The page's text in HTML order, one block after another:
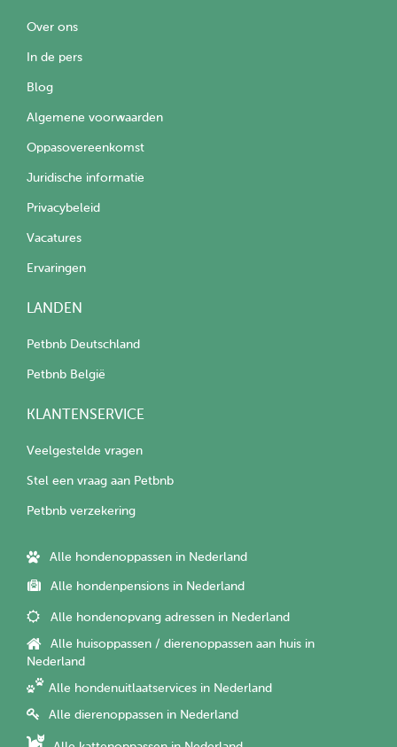
Over ons
In de pers
Blog
Algemene voorwaarden
Oppasovereenkomst
Juridische informatie
Privacybeleid
Vacatures
Ervaringen
LANDEN
Petbnb Deutschland
Petbnb België
KLANTENSERVICE
Veelgestelde vragen
Stel een vraag aan Petbnb
Petbnb verzekering
Alle hondenoppassen in Nederland
Alle hondenpensions in Nederland
Alle hondenopvang adressen in Nederland
Alle huisoppassen / dierenoppassen aan huis in
Nederland
Alle hondenuitlaatservices in Nederland
Alle dierenoppassen in Nederland